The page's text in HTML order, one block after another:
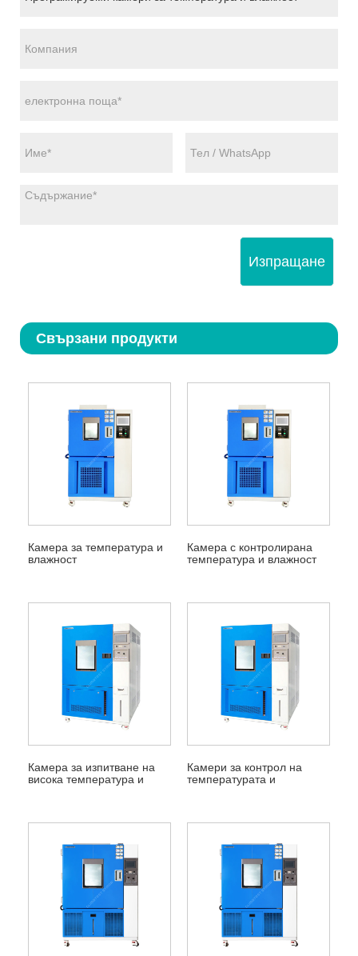
Изпращане
Свързани продукти
Камера за температура и
влажност
Камера с контролирана
температура и влажност
Камера за изпитване на
висока температура и
Камери за контрол на
температурата и